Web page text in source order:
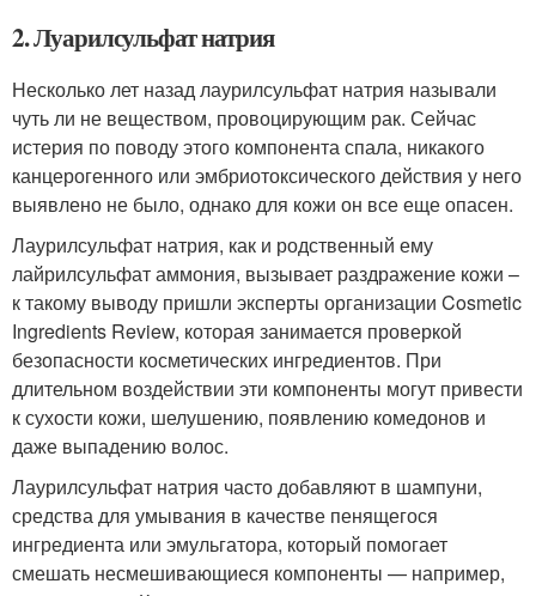
2. Луарилсульфат натрия
Несколько лет назад лаурилсульфат натрия называли
чуть ли не веществом, провоцирующим рак. Сейчас
истерия по поводу этого компонента спала, никакого
канцерогенного или эмбриотоксического действия у него
выявлено не было, однако для кожи он все еще опасен.
Лаурилсульфат натрия, как и родственный ему
лайрилсульфат аммония, вызывает раздражение кожи –
к такому выводу пришли эксперты организации Cosmetic
Ingredients Review, которая занимается проверкой
безопасности косметических ингредиентов. При
длительном воздействии эти компоненты могут привести
к сухости кожи, шелушению, появлению комедонов и
даже выпадению волос.
Лаурилсульфат натрия часто добавляют в шампуни,
средства для умывания в качестве пенящегося
ингредиента или эмульгатора, который помогает
смешать несмешивающиеся компоненты — например,